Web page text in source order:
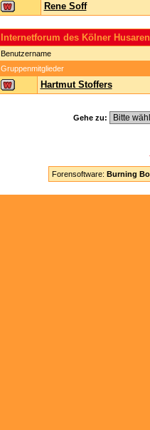
Rene Soff
Internetforum des Kölner
Benutzername
Gruppenmitglieder
Hartmut Stoffers
Gehe zu:
Forensoftware: Burning